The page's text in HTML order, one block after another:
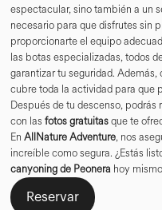
espectacular, sino también a un
necesario para que disfrutes sin
proporcionarte el equipo
las botas especializadas, todos
garantizar tu seguridad. Además,
cubre toda la actividad para que
Después de tu descenso,
con las fotos gratuitasque te
En AllNature Adventure, nos
increíble como segura. ¿Estás
canyoning de Peonera hoy
Reservar